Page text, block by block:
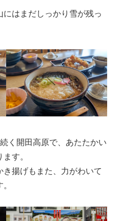
はまだしっかり雪が残っ
く開田高原で、あたたかい
す。
揚げもまた、力がわいて